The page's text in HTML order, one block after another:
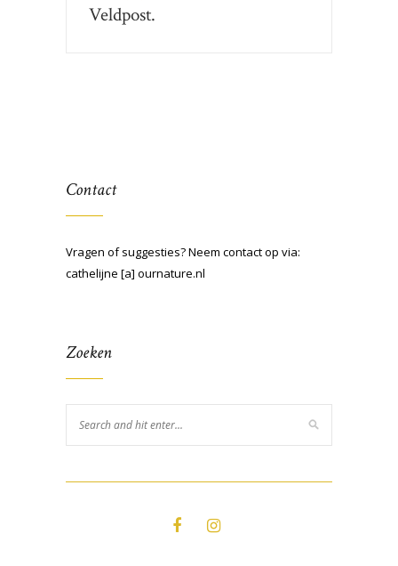
Veldpost.
Contact
Vragen of suggesties? Neem contact op via:
cathelijne [a] ournature.nl
Zoeken